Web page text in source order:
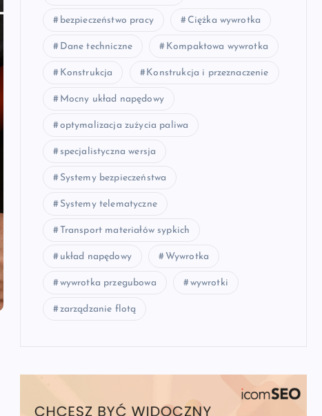
bezpieczeństwo pracy Ciężka wywrotka
Dane techniczne Kompaktowa wywrotka
Konstrukcja Konstrukcja i przeznaczenie
Mocny układ napędowy
optymalizacja zużycia paliwa
specjalistyczna wersja
Systemy bezpieczeństwa
Systemy telematyczne
Transport materiałów sypkich
układ napędowy Wywrotka
wywrotka przegubowa wywrotki
zarządzanie flotą